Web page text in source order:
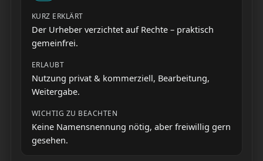
Der Urheber verzichtet auf Rechte – praktisch
gemeinfrei.
Nutzung privat & kommerziell, Bearbeitung,
Weitergabe.
Keine Namensnennung nötig, aber freiwillig gern
gesehen.